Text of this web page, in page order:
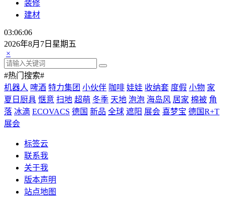
装修
建材
03:06:08
2026年8月7日星期五
×
#热门搜索#
机器人 啤酒 特力集团 小伙伴 咖啡 娃娃 收纳套 度假 小物 家
夏日厨具 惬意 扫地 超萌 冬季 天地 泡泡 海岛风 居家 棉被 角
落 冰滴 ECOVACS 德国 新品 全球 遮阳 展会 喜梦宝 德国R+T
展会
标签云
联系我
关于我
版本声明
站点地图